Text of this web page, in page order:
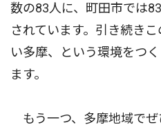
数の83人に、町田市では
されています。引き続き
い多摩、という環境をつ
ます。
もう一つ、多摩地域でぜ